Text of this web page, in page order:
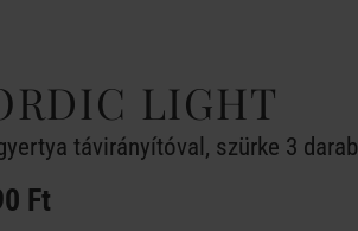
LIGHT
távirányítóval, szürke 3 darab
Ft